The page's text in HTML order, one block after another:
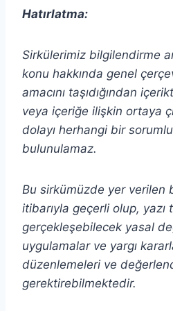
Hatırlatma:
Sirkülerimiz bilgilendirme
konu hakkında genel
amacını taşıdığından
veya içeriğe ilişkin ortaya
dolayı herhangi bir
bulunulamaz.
Bu sirkümüzde yer verilen
itibarıyla geçerli olup, yazı
gerçekleşebilecek yasal
uygulamalar ve yargı
düzenlemeleri ve
gerektirebilmektedir.